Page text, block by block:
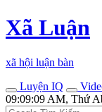
Xã Luận
xã hội luận bàn
Luyện IQ
09:09:09 AM, Thứ